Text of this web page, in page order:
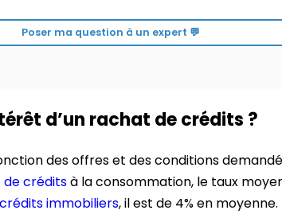
Poser ma question à un expert 💬
d’un rachat de crédits ?
des offres et des conditions
créditsà la consommation, le taux
immobiliers, il est de 4% en moyenne.